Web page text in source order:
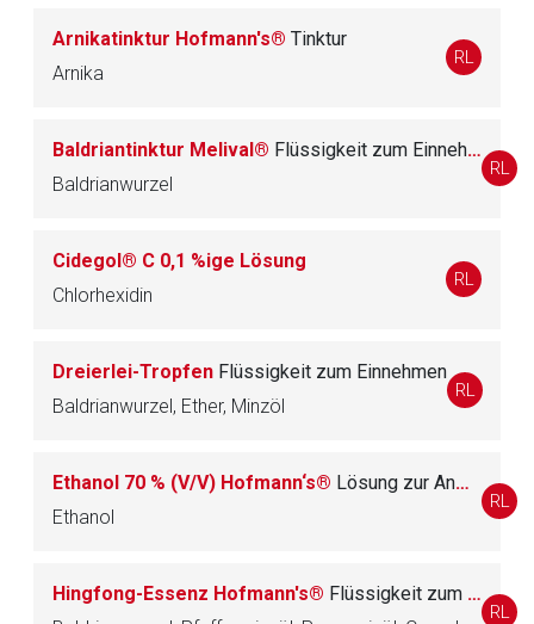
Arnikatinktur Hofmann's® Tinktur
Arnika
RL
Baldriantinktur Melival® Flüssigkeit zum Einnehmen
Baldrianwurzel
RL
Cidegol® C 0,1 %ige Lösung
Chlorhexidin
RL
Dreierlei-Tropfen Flüssigkeit zum Einnehmen
Baldrianwurzel, Ether, Minzöl
RL
Ethanol 70 % (V/V) Hofmann‘s® Lösung zur Anwendung auf der Haut und zur Bereitung von Umschlägen
Ethanol
RL
Hingfong-Essenz Hofmann's® Flüssigkeit zum Einnehmen und zur Anwendung auf der Haut
RL